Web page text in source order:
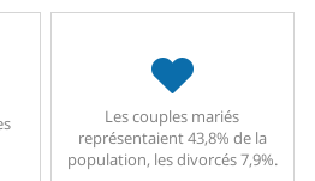
Les couples mariés
représentaient 43,8% de la
population, les divorcés 7,9%.